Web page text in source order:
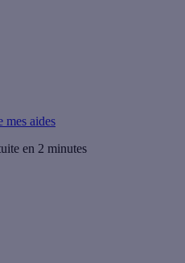
mes aides
en 2 minutes